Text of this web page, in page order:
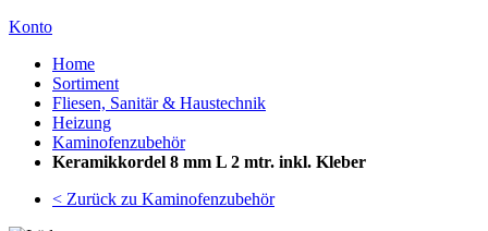
Konto
Home
Sortiment
Fliesen, Sanitär & Haustechnik
Heizung
Kaminofenzubehör
Keramikkordel 8 mm L 2 mtr. inkl. Kleber
< Zurück zu Kaminofenzubehör